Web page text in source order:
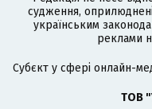
судження,
українським
реклами
Cубєкт у сфері онлайн-
ТОВ